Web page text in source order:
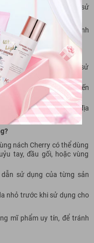
của sản phẩm trước khi sử
mĩ phẩm uy tín, để tránh
rõ rệt sau một vài lần sử
thời gian dài (vài tuần đến
nhau tùy thuộc vào cơ địa
nách Cherry có thể dùng
tay, đầu gối, hoặc vùng
dẫn sử dụng của từng sản
nhỏ trước khi sử dụng cho
mĩ phẩm uy tín, để tránh